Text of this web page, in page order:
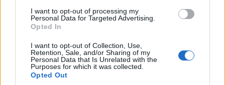
I want to opt-out of processing my
Personal Data for Targeted Advertising.
Opted In
I want to opt-out of Collection, Use,
Retention, Sale, and/or Sharing of my
Personal Data that Is Unrelated with the
Purposes for which it was collected.
Opted Out
ταξιδεύει στον Πόντο με μουσική και χορό
31/07/2026 - 3:59μμ